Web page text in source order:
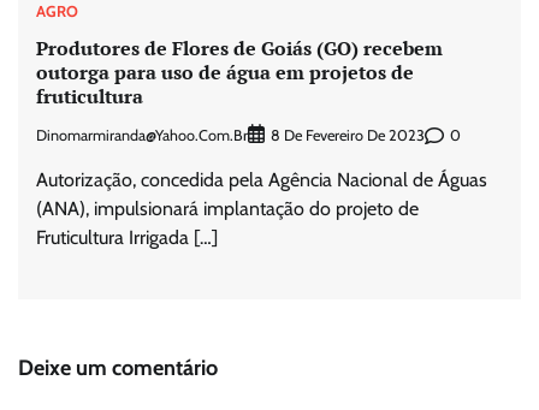
AGRO
Produtores de Flores de Goiás (GO) recebem
outorga para uso de água em projetos de
fruticultura
Dinomarmiranda@yahoo.com.br 8 De Fevereiro De 2023 0
Autorização, concedida pela Agência Nacional de Águas
(ANA), impulsionará implantação do projeto de
Fruticultura Irrigada […]
Deixe um comentário